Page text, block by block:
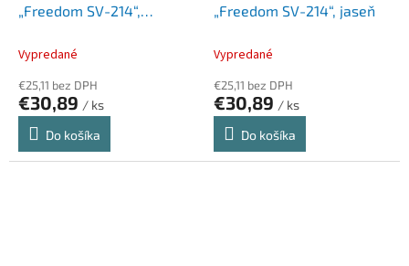
„Freedom SV-214“,
Vypredané
€25,11 bez DPH
€30,89 / ks
Do košíka
„Freedom SV-214“, jaseň
Vypredané
€25,11 bez DPH
€30,89 / ks
Do košíka